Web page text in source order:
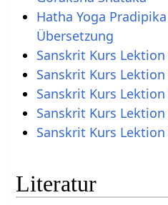
Hatha Yoga
Übersetzung
Sanskrit Kurs Lektion
Sanskrit Kurs Lektion
Sanskrit Kurs Lektion
Sanskrit Kurs Lektion
Sanskrit Kurs Lektion
Literatur